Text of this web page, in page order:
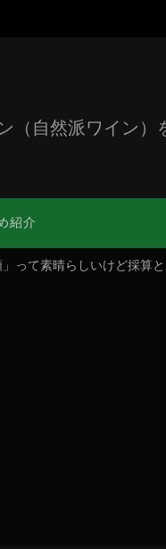
（自然派ワイン
紹介
って素晴らしいけど採算